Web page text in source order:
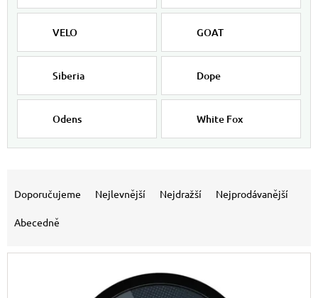
VELO GOAT
Siberia Dope
Odens White Fox
Doporučujeme Nejlevnější Nejdražší Nejprodávanější
Abecedně